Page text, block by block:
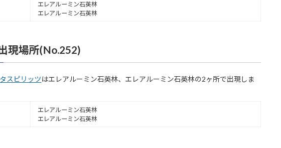
エレアルーミン石英林
エレアルーミン石英林
現場所(No.252)
スピリッツはエレアルーミン石英林、エレアルーミン石英林の2ヶ所で出現しま
エレアルーミン石英林
エレアルーミン石英林